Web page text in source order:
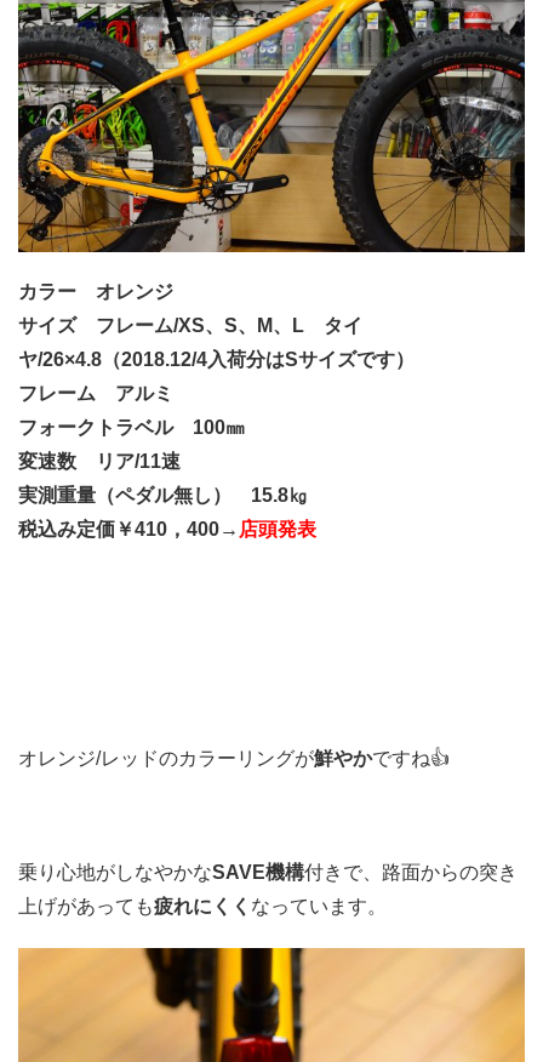
カラー オレンジ
サイズ フレーム/XS、S、M、L タイ
ヤ/26×4.8 （2018.12/4入荷分はSサイズです）
フレーム アルミ
フォークトラベル 100㎜
変速数 リア/11速
実測重量（ペダル無し） 15.8㎏
税込み定価￥410，400→ 店頭発表
オレンジ/レッドのカラーリングが鮮やかですね👍
乗り心地がしなやかなSAVE機構付きで、路面からの突き
上げがあっても疲れにくく なっています。